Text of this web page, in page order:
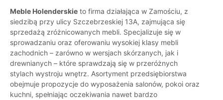
Meble Holenderskie to firma działająca w Zamościu, z
siedzibą przy ulicy Szczebrzeskiej 13A, zajmująca się
sprzedażą zróżnicowanych mebli. Specjalizuje się w
sprowadzaniu oraz oferowaniu wysokiej klasy mebli
zachodnich – zarówno w wersjach skórzanych, jak i
drewnianych – które sprawdzają się w przeróżnych
stylach wystroju wnętrz. Asortyment przedsiębiorstwa
obejmuje propozycje do wyposażenia salonów, pokoi oraz
kuchni, spełniając oczekiwania nawet bardzo